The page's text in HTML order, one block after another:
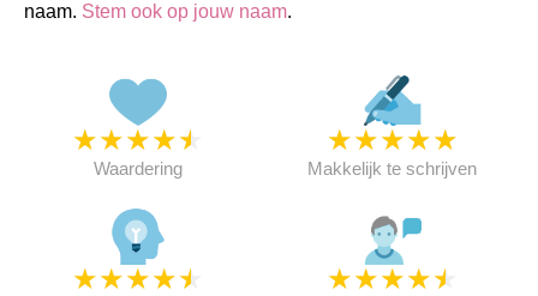
naam. Stem ook op jouw naam.
★★★★★
Waardering
★★★★★
Makkelijk te schrijven
★★★★★ ★★★★★